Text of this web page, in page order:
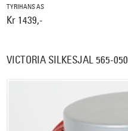
TYRIHANS AS
Kr 1439,-
VICTORIA SILKESJAL 565-050